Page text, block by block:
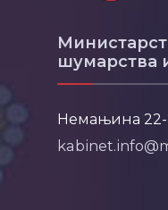
шумарства
Немањина 22-